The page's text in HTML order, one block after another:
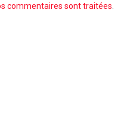
commentaires sont traitées.